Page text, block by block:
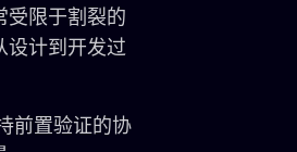
受限于割裂的
设计到开发过
前置验证的协